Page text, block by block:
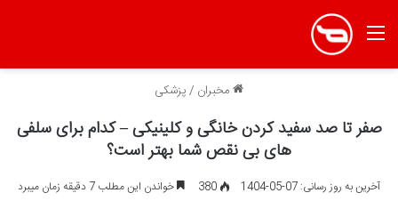
منو
مخبران /پزشکی
صفر تا صد سفید کردن خانگی و کلینیکی – کدام برای سلفی
های بی نقص شما بهتر است؟
آخرین به روز رسانی: 07-05-1404 380 خواندن این مطلب 7 دقیقه زمان میبرد